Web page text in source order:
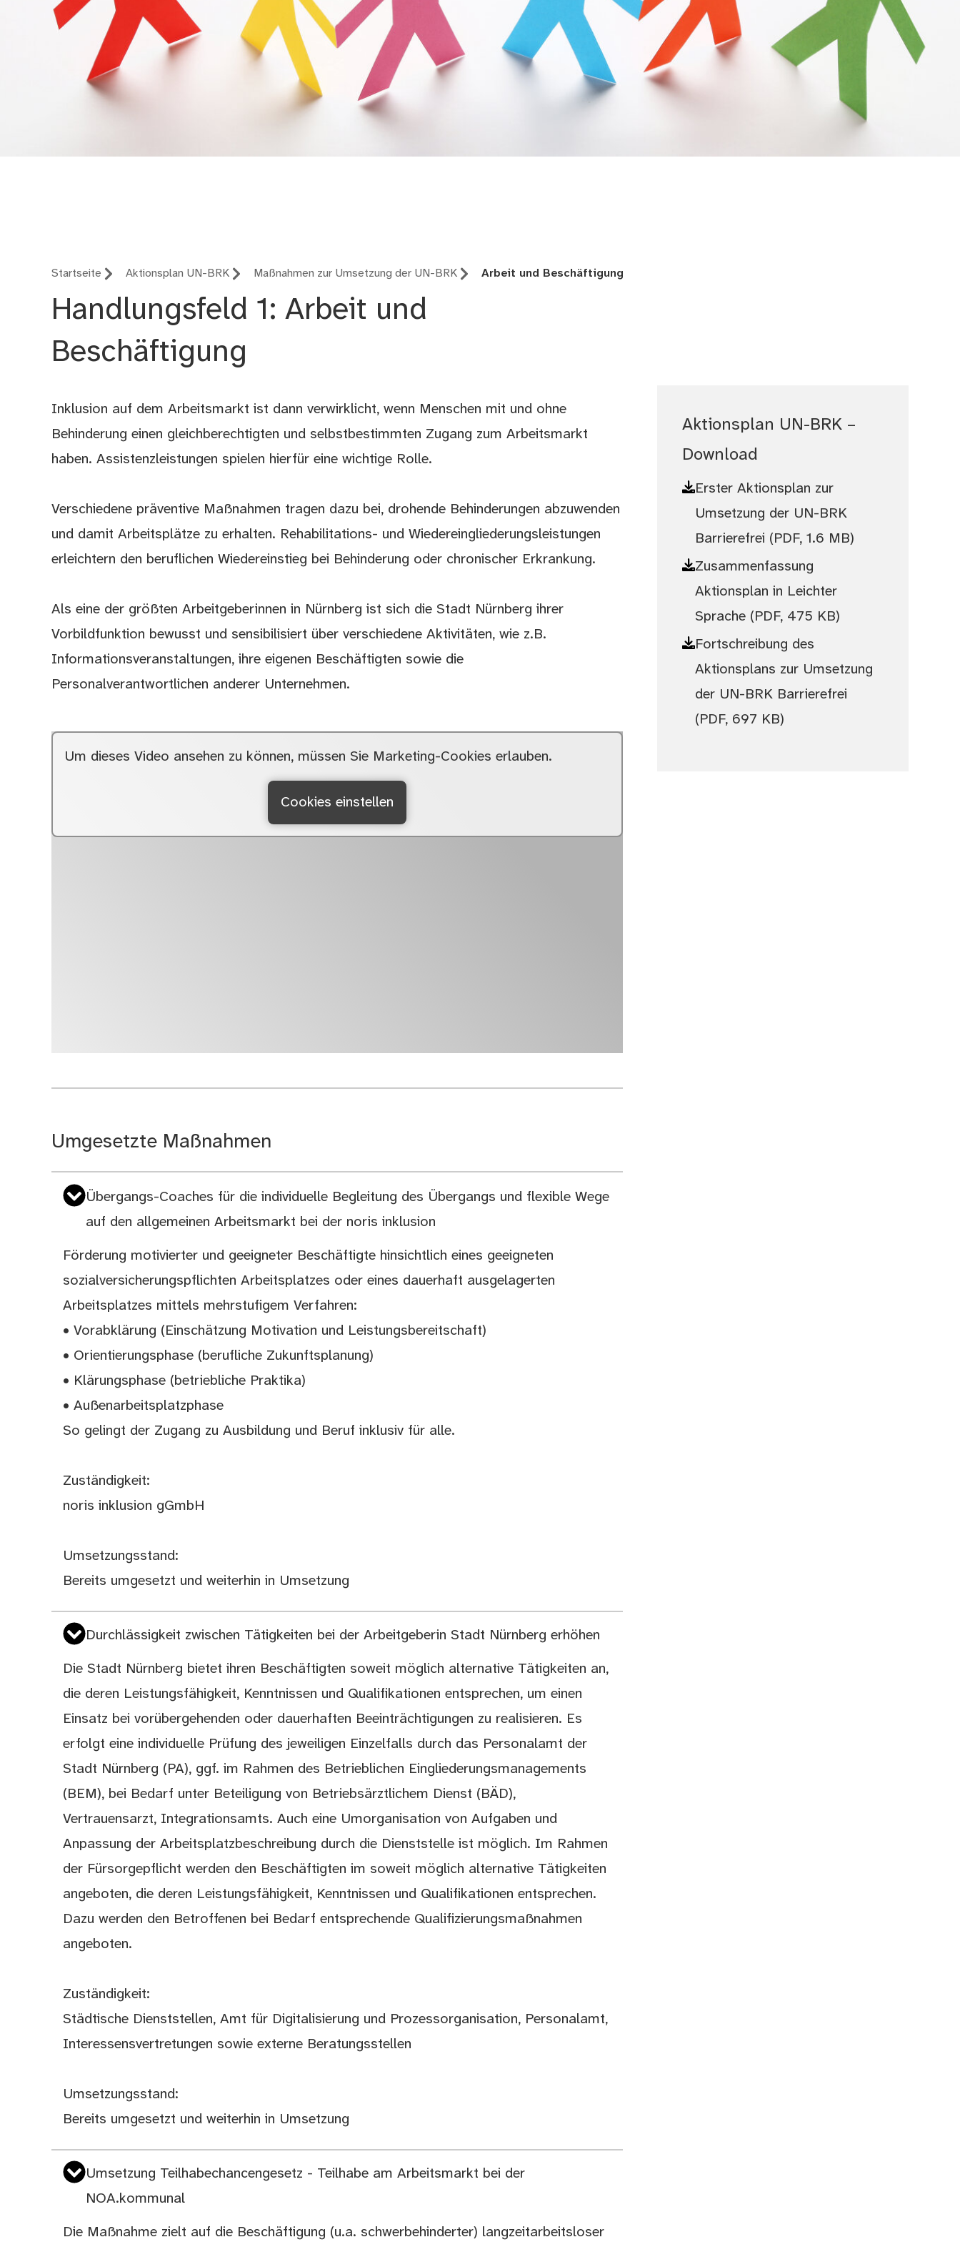
Startseite Aktionsplan UN-BRK Maßnahmen zur Umsetzung der UN-BRK Arbeit und Beschäftigung
Handlungsfeld 1: Arbeit und
Beschäftigung
Inklusion auf dem Arbeitsmarkt ist dann verwirklicht, wenn Menschen mit und ohne
Behinderung einen gleichberechtigten und selbstbestimmten Zugang zum Arbeitsmarkt
haben. Assistenzleistungen spielen hierfür eine wichtige Rolle.
Verschiedene präventive Maßnahmen tragen dazu bei, drohende Behinderungen abzuwenden
und damit Arbeitsplätze zu erhalten. Rehabilitations- und Wiedereingliederungsleistungen
erleichtern den beruflichen Wiedereinstieg bei Behinderung oder chronischer Erkrankung.
Als eine der größten Arbeitgeberinnen in Nürnberg ist sich die Stadt Nürnberg ihrer
Vorbildfunktion bewusst und sensibilisiert über verschiedene Aktivitäten, wie z.B.
Informationsveranstaltungen, ihre eigenen Beschäftigten sowie die
Personalverantwortlichen anderer Unternehmen.
Um dieses Video ansehen zu können, müssen Sie Marketing-Cookies erlauben.
Cookies einstellen
Umgesetzte Maßnahmen
Übergangs-Coaches für die individuelle Begleitung des Übergangs und flexible Wege
auf den allgemeinen Arbeitsmarkt bei der noris inklusion
Förderung motivierter und geeigneter Beschäftigte hinsichtlich eines geeigneten
sozialversicherungspflichten Arbeitsplatzes oder eines dauerhaft ausgelagerten
Arbeitsplatzes mittels mehrstufigem Verfahren:
• Vorabklärung (Einschätzung Motivation und Leistungsbereitschaft)
• Orientierungsphase (berufliche Zukunftsplanung)
• Klärungsphase (betriebliche Praktika)
• Außenarbeitsplatzphase
So gelingt der Zugang zu Ausbildung und Beruf inklusiv für alle.
Zuständigkeit:
noris inklusion gGmbH
Umsetzungsstand:
Bereits umgesetzt und weiterhin in Umsetzung
Durchlässigkeit zwischen Tätigkeiten bei der Arbeitgeberin Stadt Nürnberg erhöhen
Die Stadt Nürnberg bietet ihren Beschäftigten soweit möglich alternative Tätigkeiten an,
die deren Leistungsfähigkeit, Kenntnissen und Qualifikationen entsprechen, um einen
Einsatz bei vorübergehenden oder dauerhaften Beeinträchtigungen zu realisieren. Es
erfolgt eine individuelle Prüfung des jeweiligen Einzelfalls durch das Personalamt der
Stadt Nürnberg (PA), ggf. im Rahmen des Betrieblichen Eingliederungsmanagements
(BEM), bei Bedarf unter Beteiligung von Betriebsärztlichem Dienst (BÄD),
Vertrauensarzt, Integrationsamts. Auch eine Umorganisation von Aufgaben und
Anpassung der Arbeitsplatzbeschreibung durch die Dienststelle ist möglich. Im Rahmen
der Fürsorgepflicht werden den Beschäftigten im soweit möglich alternative Tätigkeiten
angeboten, die deren Leistungsfähigkeit, Kenntnissen und Qualifikationen entsprechen.
Dazu werden den Betroffenen bei Bedarf entsprechende Qualifizierungsmaßnahmen
angeboten.
Zuständigkeit:
Städtische Dienststellen, Amt für Digitalisierung und Prozessorganisation, Personalamt,
Interessensvertretungen sowie externe Beratungsstellen
Umsetzungsstand:
Bereits umgesetzt und weiterhin in Umsetzung
Umsetzung Teilhabechancengesetz - Teilhabe am Arbeitsmarkt bei der
NOA.kommunal
Die Maßnahme zielt auf die Beschäftigung (u.a. schwerbehinderter) langzeitarbeitsloser
Aktionsplan UN-BRK –
Download
Erster Aktionsplan zur
Umsetzung der UN-BRK
Barrierefrei (PDF, 1.6 MB)
Zusammenfassung
Aktionsplan in Leichter
Sprache (PDF, 475 KB)
Fortschreibung des
Aktionsplans zur Umsetzung
der UN-BRK Barrierefrei
(PDF, 697 KB)